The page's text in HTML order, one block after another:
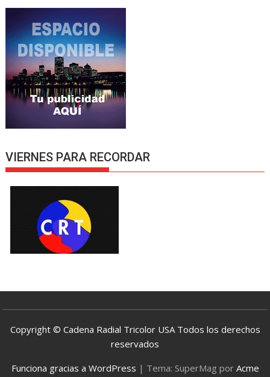
VIERNES PARA RECORDAR
Copyright © Cadena Radial Tricolor USA Todos los derechos
reservados
Funciona gracias a WordPress | Tema: SuperMag por Acme